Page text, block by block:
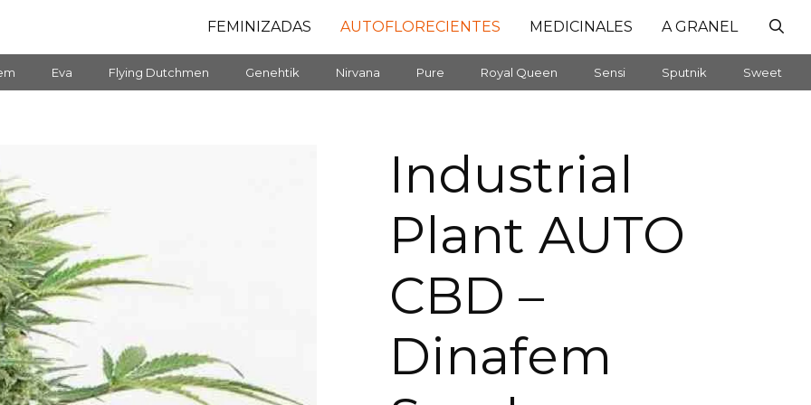
FEMINIZADAS AUTOFLORECIENTES MEDICINALES A GRANEL
Eva Flying Dutchmen Genehtik Nirvana Pure Royal Queen Sensi Sputnik Sweet
Industrial
Plant AUTO
CBD –
Dinafem